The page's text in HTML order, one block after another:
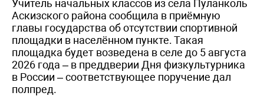
Учитель начальных классов из села Пуланколь
Аскизского района сообщила в приёмную
главы государства об отсутствии спортивной
площадки в населённом пункте. Такая
площадка будет возведена в селе до 5 августа
2026 года – в преддверии Дня физкультурника
в России – соответствующее поручение дал
полпред.